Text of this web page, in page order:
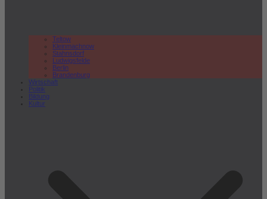
Teltow
Kleinmachnow
Stahnsdorf
Ludwigsfelde
Berlin
Brandenburg
Wirtschaft
Politik
Bildung
Kultur